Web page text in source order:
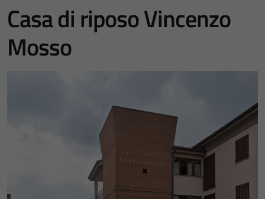
Casa di riposo Vincenzo
Mosso